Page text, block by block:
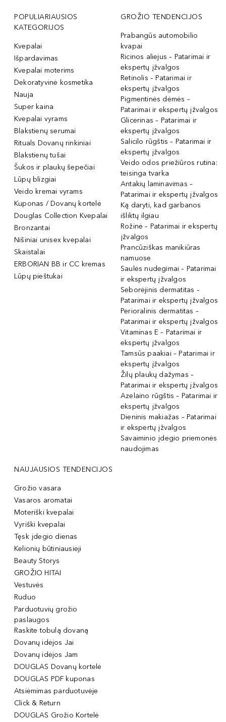
POPULIARIAUSIOS
KATEGORIJOS
Kvepalai
Išpardavimas
Kvepalai moterims
Dekoratyvinė kosmetika
Nauja
Super kaina
Kvepalai vyrams
Blakstienų serumai
Rituals Dovanų rinkiniai
Blakstienų tušai
Šukos ir plaukų šepečiai
Lūpų blizgiai
Veido kremai vyrams
Kuponas / Dovanų kortelė
Douglas Collection Kvepalai
Bronzantai
Nišiniai unisex kvepalai
Skaistalai
ERBORIAN BB ir CC kremas
Lūpų pieštukai
GROŽIO TENDENCIJOS
Prabangūs automobilio
kvapai
Ricinos aliejus – Patarimai ir
ekspertų įžvalgos
Retinolis – Patarimai ir
ekspertų įžvalgos
Pigmentinės dėmės –
Patarimai ir ekspertų įžvalgos
Glicerinas – Patarimai ir
ekspertų įžvalgos
Salicilo rūgštis – Patarimai ir
ekspertų įžvalgos
Veido odos priežiūros rutina:
teisinga tvarka
Antakių laminavimas –
Patarimai ir ekspertų įžvalgos
Ką daryti, kad garbanos
išliktų ilgiau
Rožinė – Patarimai ir ekspertų
įžvalgos
Prancūziškas manikiūras
namuose
Saulės nudegimai – Patarimai
ir ekspertų įžvalgos
Seborėjinis dermatitas –
Patarimai ir ekspertų įžvalgos
Perioralinis dermatitas –
Patarimai ir ekspertų įžvalgos
Vitaminas E – Patarimai ir
ekspertų įžvalgos
Tamsūs paakiai – Patarimai ir
ekspertų įžvalgos
Žilų plaukų dažymas –
Patarimai ir ekspertų įžvalgos
Azelaino rūgštis – Patarimai ir
ekspertų įžvalgos
Dieninis makiažas – Patarimai
ir ekspertų įžvalgos
Savaiminio įdegio priemonės
naudojimas
NAUJAUSIOS TENDENCIJOS
Grožio vasara
Vasaros aromatai
Moteriški kvepalai
Vyriški kvepalai
Tęsk įdegio dienas
Kelionių būtiniausieji
Beauty Storys
GROŽIO HITAI
Vestuvės
Ruduo
Parduotuvių grožio
paslaugos
Raskite tobulą dovaną
Dovanų idėjos Jai
Dovanų idėjos Jam
DOUGLAS Dovanų kortelė
DOUGLAS PDF kuponas
Atsiėmimas parduotuvėje
Click & Return
DOUGLAS Grožio Kortelė